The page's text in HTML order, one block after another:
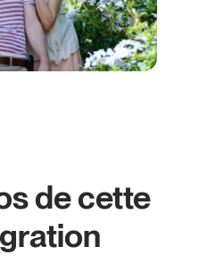
de cette